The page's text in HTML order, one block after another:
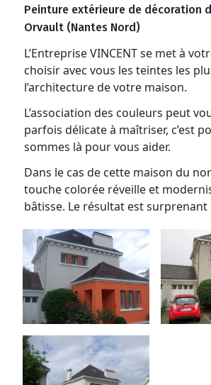
Peinture extérieure de décoration
Orvault (Nantes Nord)
L’Entreprise VINCENT se met à
choisir avec vous les teintes les
l’architecture de votre maison.
L’association des couleurs peut
parfois délicate à maîtriser, c’est
sommes là pour vous aider.
Dans le cas de cette maison du
touche colorée réveille et
bâtisse. Le résultat est surprenant